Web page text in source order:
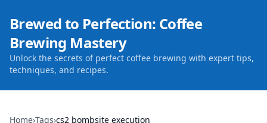
Brewed to Perfection: Coffee
Brewing Mastery
Unlock the secrets of perfect coffee brewing with expert tips,
techniques, and recipes.
Home›Tags›cs2 bombsite execution